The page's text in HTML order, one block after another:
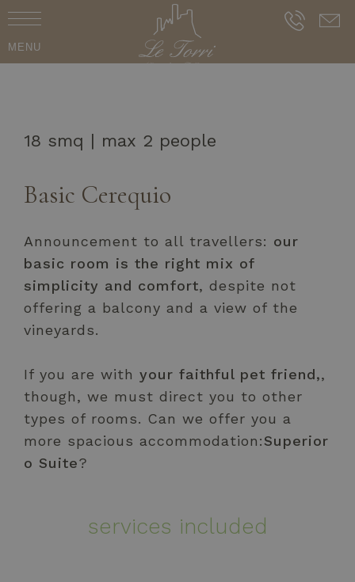
MENU
18 smq | max 2 people
Basic Cerequio
Announcement to all travellers: our
basic room is the right mix of
simplicity and comfort, despite not
offering a balcony and a view of the
vineyards.
If you are with your faithful pet friend,,
though, we must direct you to other
types of rooms. Can we offer you a
more spacious accommodation:Superior
o Suite?
services included